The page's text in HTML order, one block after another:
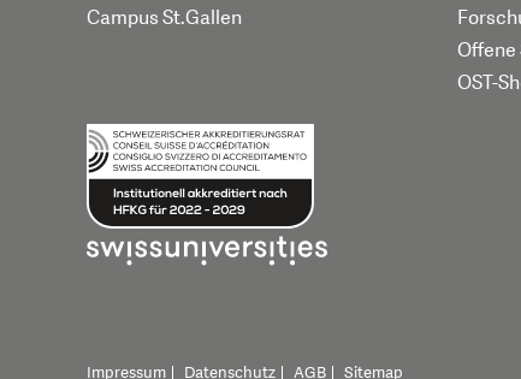
Campus St.Gallen
Offene
OST-
Impressum Datenschutz AGB Sitemap